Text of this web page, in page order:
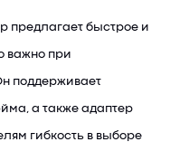
предлагает быстрое и
важно при
поддерживает
а также адаптер
гибкость в выборе